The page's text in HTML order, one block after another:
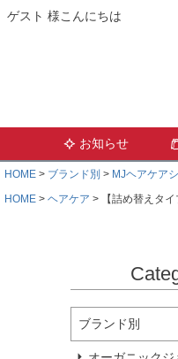
ゲスト 様こんにちは
お知らせ
HOME ブランド別 MJヘアケア
HOME
ヘアケア 【詰め替えタ
ブランド別